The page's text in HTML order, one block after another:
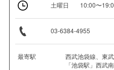
土曜日 10:00〜
03-6384-4955
最寄駅
西武池袋線、東
「池袋駅」西武